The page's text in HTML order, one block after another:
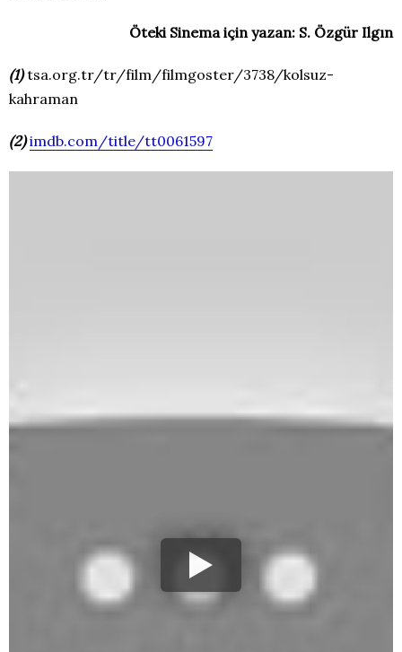
Öteki Sinema için yazan: S. Özgür Ilgın
(1)tsa.org.tr/tr/film/filmgoster/3738/kolsuz-
kahraman
(2)imdb.com/title/tt0061597